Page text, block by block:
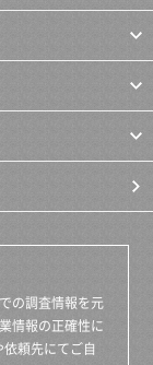
の調査情報を元
情報の正確性に
頼先にてご自